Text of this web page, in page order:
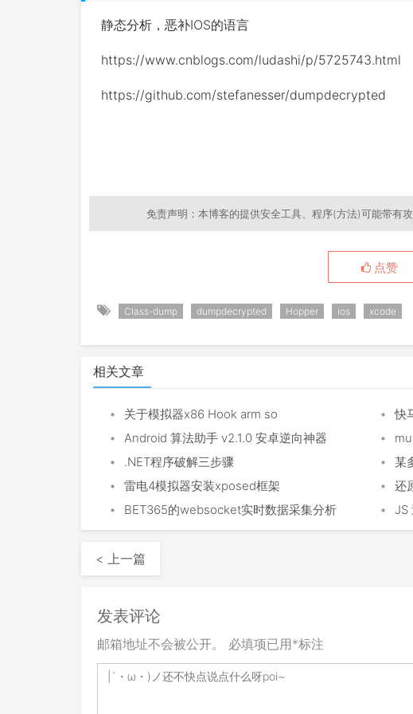
静态分析，恶补IOS的语言
https://www.cnblogs.com/ludashi/p/5725743.html
https://github.com/stefanesser/dumpdecrypted
免责声明：本博客的提供安全工具、程序(方法)可能带有
点赞
Class-dump dumpdecrypted Hopper ios xcode
相关文章
• 关于模拟器x86 Hook arm so • 快
• Android 算法助手 v2.1.0 安卓逆向神器 •
• .NET程序破解三步骤 • 某
• 雷电4模拟器安装xposed框架 • 还
• BET365的websocket实时数据采集分析 • JS
< 上一篇
发表评论
邮箱地址不会被公开。 必填项已用*标注